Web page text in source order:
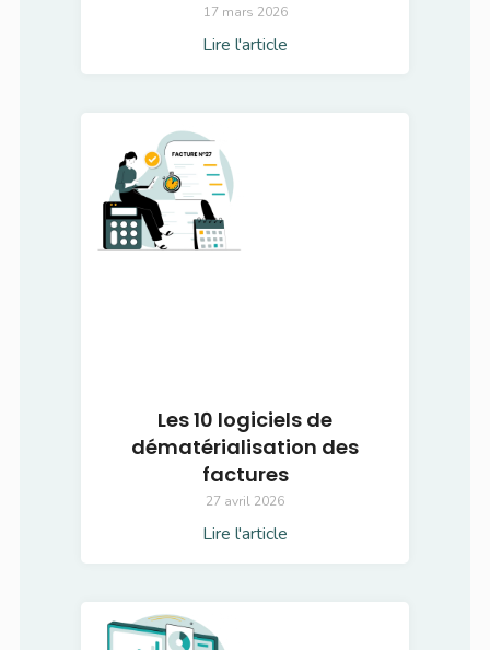
17 mars 2026
Lire l'article
Les 10 logiciels de
dématérialisation des
factures
27 avril 2026
Lire l'article